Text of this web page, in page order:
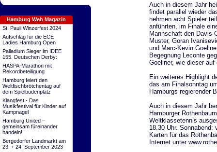
Hamburg Web Magazin
St. Pauli Winzerfest 2024
Aufschlag für die ECE
Ladies Hamburg Open
Palladium Sieger im IDEE
155. Deutschen Derby:
HASPA-Marathon mit
Rekordbeteiligung
Hamburg feiert den
Weltfischbrötchentag auf
dem Spielbudenplatz
Klangfest - Das
Musikfestival für Kinder auf
Kampnagel
Hamburg United –
gemeinsam füreinander
handeln!
Bergedorfer Landmarkt am
23. + 24. September 2023
Auch in diesem Jahr
findet parallel wieder
nehmen acht Spieler
anführten, im Finale
Mannschaft den Davis
Muster, Goran
und Marc-Kevin
Begegnung Leconte
Goellner, wie dieser
Ein weiteres Highlight
das am Finalsonntag
Hamburgs regierender
Auch in diesem Jahr
Hamburger
Weltklassetennis
18.30 Uhr. Sonnabend:
Karten für das
Internet unter